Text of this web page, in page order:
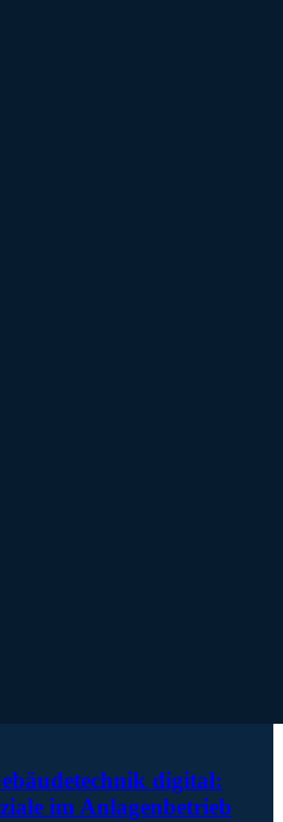
digital:
im Anlagenbetrieb